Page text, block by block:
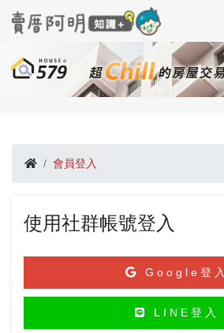
會員登入
使用社群帳號登入
Google登入
LINE登入